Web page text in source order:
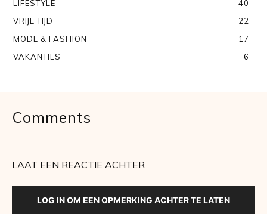
LIFESTYLE
40
VRIJE TIJD
22
MODE & FASHION
17
VAKANTIES
6
Comments
LAAT EEN REACTIE ACHTER
LOG IN OM EEN OPMERKING ACHTER TE LATEN